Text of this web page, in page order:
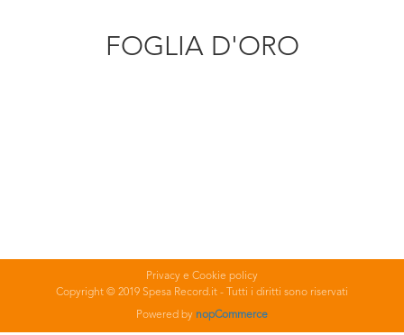
FOGLIA D'ORO
Privacy e Cookie policy
Copyright © 2019 Spesa Record.it - Tutti i diritti sono riservati
Powered by nopCommerce